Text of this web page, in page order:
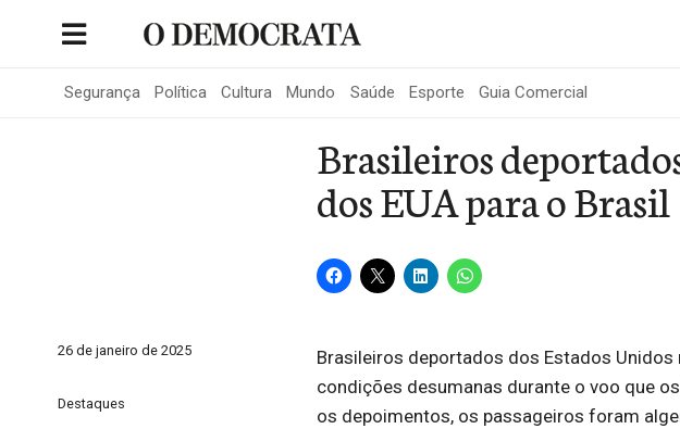
Segurança Política Cultura Mundo Saúde Esporte Guia Comercial
Brasileiros
dos EUA para o Brasil
26 de janeiro de 2025
Destaques
Brasileiros deportados dos Estados
condições desumanas durante o voo que
os depoimentos, os passageiros foram